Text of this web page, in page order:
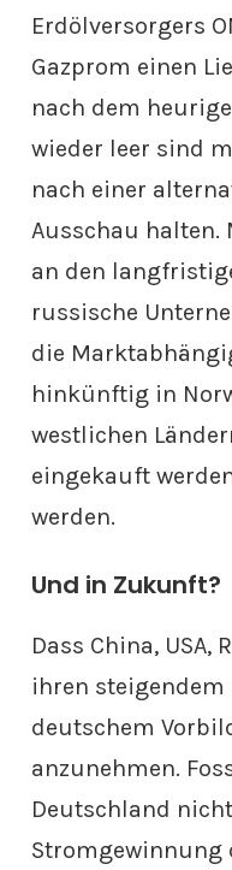
Erdölversorgers
Gazprom einen
nach dem
wieder leer sind
nach einer
Ausschau halten.
an den
russische
die
hinkünftig in
westlichen
eingekauft
werden.
Und in Zukunft?
Dass China, USA,
ihren steigendem
deutschem
anzunehmen.
Deutschland
Stromgewinnung